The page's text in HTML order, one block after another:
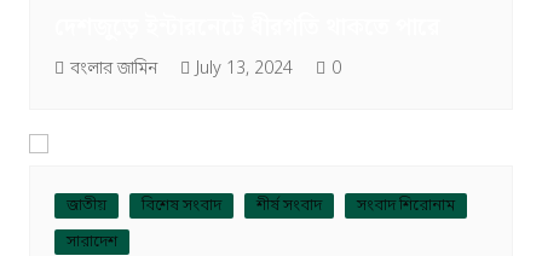
বংলার জামিন July 13, 2024 0
জাতীয় বিশেষ সংবাদ শীর্ষ সংবাদ
সংবাদ শিরোনাম
সারাদেশ